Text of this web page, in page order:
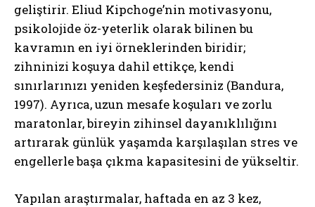
geliştirir. Eliud Kipchoge’nin motivasyonu,
psikolojide öz-yeterlik olarak bilinen bu
kavramın en iyi örneklerinden biridir;
zihninizi koşuya dahil ettikçe, kendi
sınırlarınızı yeniden keşfedersiniz (Bandura,
1997). Ayrıca, uzun mesafe koşuları ve zorlu
maratonlar, bireyin zihinsel dayanıklılığını
artırarak günlük yaşamda karşılaşılan stres ve
engellerle başa çıkma kapasitesini de yükseltir.
Yapılan araştırmalar, haftada en az 3 kez,